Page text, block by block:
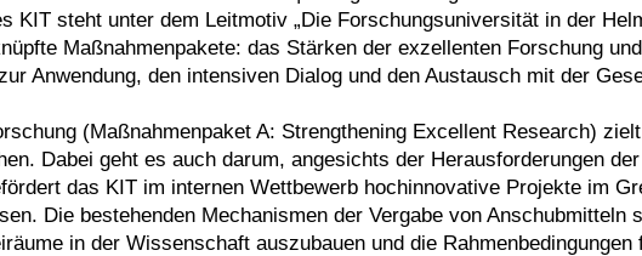
KIT steht unter dem Leitmotiv „Die Forschungsuniversität in der
Maßnahmenpakete: das Stärken der exzellenten Forschung
Anwendung, den intensiven Dialog und den Austausch mit der
(Maßnahmenpaket A: Strengthening Excellent Research)
Dabei geht es auch darum, angesichts der Herausforderungen
das KIT im internen Wettbewerb hochinnovative Projekte im
Die bestehenden Mechanismen der Vergabe von
in der Wissenschaft auszubauen und die